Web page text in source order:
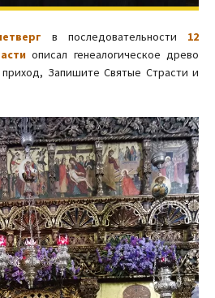
в последовательности 12
описал генеалогическое древо
приход, Запишите Святые Страсти и